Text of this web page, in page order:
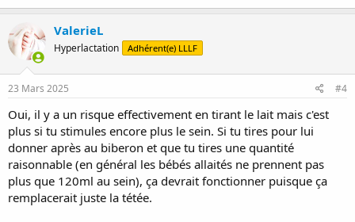
ValerieL
Hyperlactation Adhérent(e) LLLF
23 Mars 2025 #4
Oui, il y a un risque effectivement en tirant le lait mais c'est
plus si tu stimules encore plus le sein. Si tu tires pour lui
donner après au biberon et que tu tires une quantité
raisonnable (en général les bébés allaités ne prennent pas
plus que 120ml au sein), ça devrait fonctionner puisque ça
remplacerait juste la tétée.